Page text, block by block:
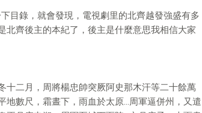
目錄，就會發現，電視劇里的北齊越發強盛有多
齊後主的本紀了，後主是什麼意思我相信大家
十二月，周將楊忠帥突厥阿史那木汗等二十餘萬
地數尺，霜晝下，雨血於太原…周軍逼併州，又遣